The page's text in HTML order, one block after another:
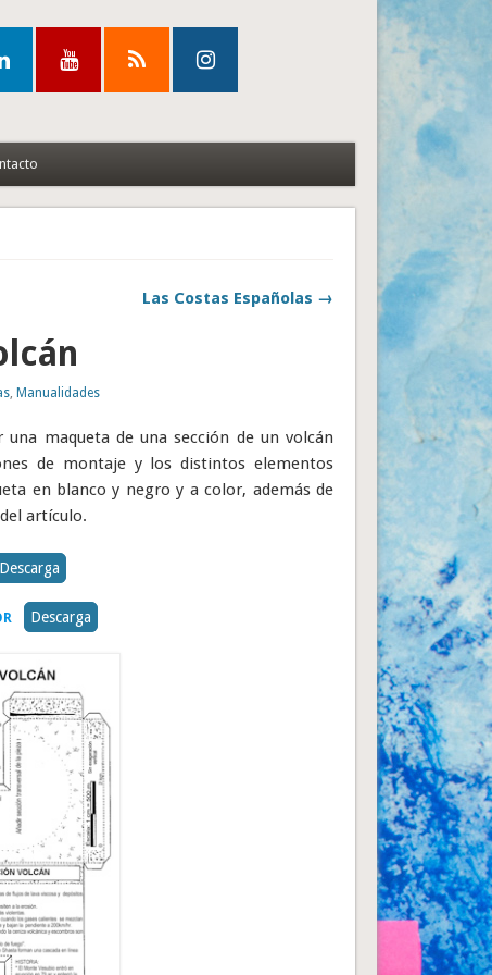
Las Costas Españolas →
,Manualidades
maqueta de una sección de un volcán
de montaje y los distintos elementos
en blanco y negro y a color, además de
artículo.
Descarga
Descarga